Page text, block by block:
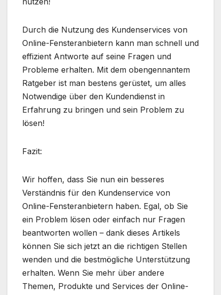
Durch die Nutzung des Kundenservices von
Online-Fensteranbietern kann man schnell und
effizient Antworte auf seine Fragen und
Probleme erhalten. Mit dem obengennantem
Ratgeber ist man bestens gerüstet, um alles
Notwendige über den Kundendienst in
Erfahrung zu bringen und sein Problem zu
lösen!
Fazit:
Wir hoffen, dass Sie nun ein besseres
Verständnis für den Kundenservice von
Online-Fensteranbietern haben. Egal, ob Sie
ein Problem lösen oder einfach nur Fragen
beantworten wollen – dank dieses Artikels
können Sie sich jetzt an die richtigen Stellen
wenden und die bestmögliche Unterstützung
erhalten. Wenn Sie mehr über andere
Themen, Produkte und Services der Online-